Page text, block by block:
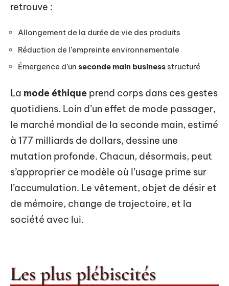
retrouve :
Allongement de la durée de vie des produits
Réduction de l’empreinte environnementale
Émergence d’un seconde main business structuré
La mode éthique prend corps dans ces gestes
quotidiens. Loin d’un effet de mode passager,
le marché mondial de la seconde main, estimé
à 177 milliards de dollars, dessine une
mutation profonde. Chacun, désormais, peut
s’approprier ce modèle où l’usage prime sur
l’accumulation. Le vêtement, objet de désir et
de mémoire, change de trajectoire, et la
société avec lui.
Les plus plébiscités